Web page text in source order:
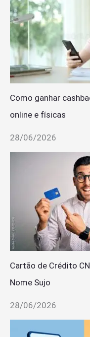
Como ganhar
online e físicas
28/06/2026
Cartão de Crédito
Nome Sujo
28/06/2026